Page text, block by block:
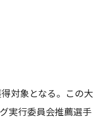
対象となる。この大
実行委員会推薦選手